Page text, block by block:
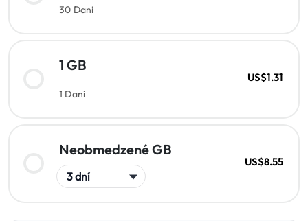
30 Dani
1 GB
1 Dani
US$1.31
Neobmedzené GB
US$8.55